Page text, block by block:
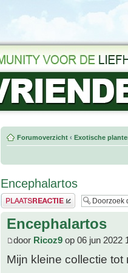
Forumoverzicht ‹ Exotische
Encephalartos
Plaats een reactie
Encephalartos
door Ricoz9 op 06 jun 2022
Mijn kleine collectie tot